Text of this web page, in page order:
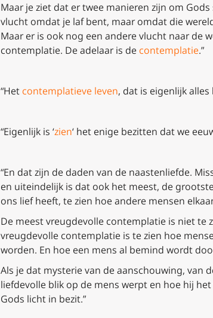
Maar je ziet dat er twee manieren zijn om
vlucht omdat je laf bent, maar omdat die
Maar er is ook nog een andere vlucht naar de
contemplatie. De adelaar is de contemplatie.”
“Het contemplatieve leven, dat is eigenlijk
“Eigenlijk is ‘zien‘ het enige bezitten dat we
“En dat zijn de daden van de naastenliefde.
en uiteindelijk is dat ook het meest, de
ons lief heeft, te zien hoe andere mensen
De meest vreugdevolle contemplatie is niet te
vreugdevolle contemplatie is te zien hoe
worden. En hoe een mens al bemind wordt
Als je dat mysterie van de aanschouwing, van
liefdevolle blik op de mens werpt en hoe hij
Gods licht in bezit.”